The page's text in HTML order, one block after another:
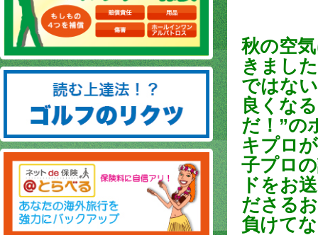
秋の空
きまし
ではな
良くな
だ！”の
キプロ
子プロ
ドをお
ださる
負けて